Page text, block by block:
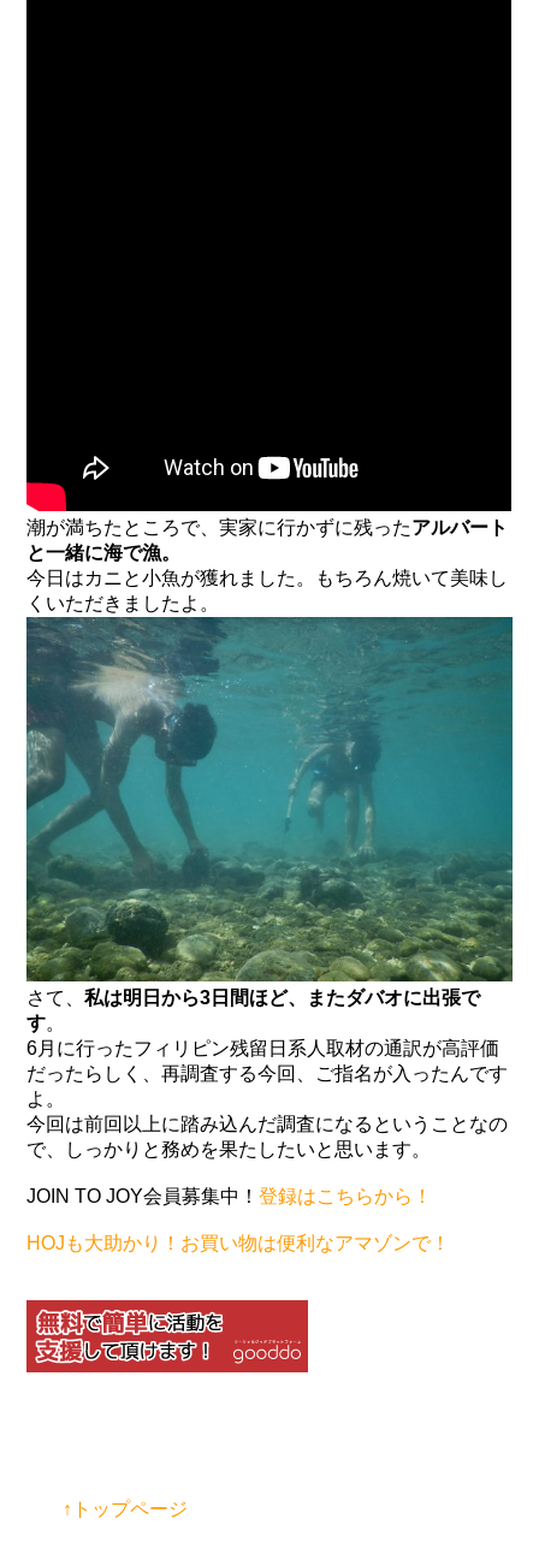
潮が満ちたところで、実家に行かずに残ったアルバート
と一緒に海で漁。
今日はカニと小魚が獲れました。もちろん焼いて美味し
くいただきましたよ。
さて、私は明日から3日間ほど、またダバオに出張で
す。
6月に行ったフィリピン残留日系人取材の通訳が高評価
だったらしく、再調査する今回、ご指名が入ったんです
よ。
今回は前回以上に踏み込んだ調査になるということなの
で、しっかりと務めを果たしたいと思います。
JOIN TO JOY会員募集中！登録はこちらから！
HOJも大助かり！お買い物は便利なアマゾンで！
↑トップページ